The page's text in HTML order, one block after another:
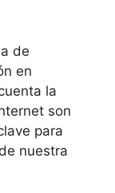
de
en
la
son
para
nuestra